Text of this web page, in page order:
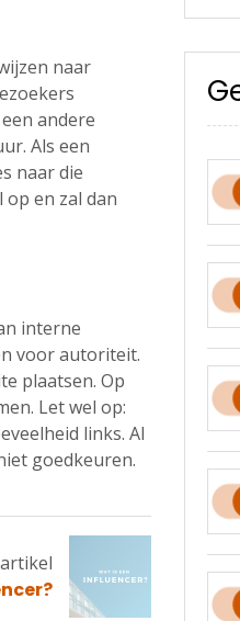
naar
andere
Als een
naar die
en zal dan
interne
voor autoriteit.
plaatsen. Op
Let wel op:
links. Al
goedkeuren.